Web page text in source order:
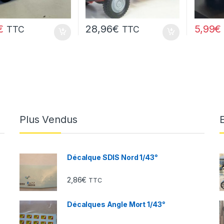
TTC 28,96€ TTC 5,99€
Plus Vendus
Décalque SDIS Nord 1/43°
2,86€ TTC
Décalques Angle Mort 1/43°